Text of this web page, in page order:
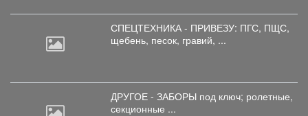
СПЕЦТЕХНИКА - ПРИВЕЗУ: ПГС, ПЩС,
щебень, песок, гравий, ...
ДРУГОЕ - ЗАБОРЫ под ключ; ролетные,
секционные ...